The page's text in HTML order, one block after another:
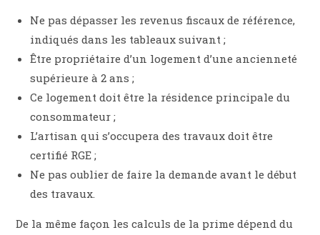
Ne pas dépasser les revenus fiscaux de référence,
indiqués dans les tableaux suivant ;
Être propriétaire d’un logement d’une ancienneté
supérieure à 2 ans ;
Ce logement doit être la résidence principale du
consommateur ;
L’artisan qui s’occupera des travaux doit être
certifié RGE ;
Ne pas oublier de faire la demande avant le début
des travaux.
De la même façon les calculs de la prime dépend du